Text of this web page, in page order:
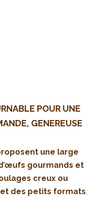
POUR UNE
GENEREUSE
une large
gourmands et
creux ou
des petits formats,